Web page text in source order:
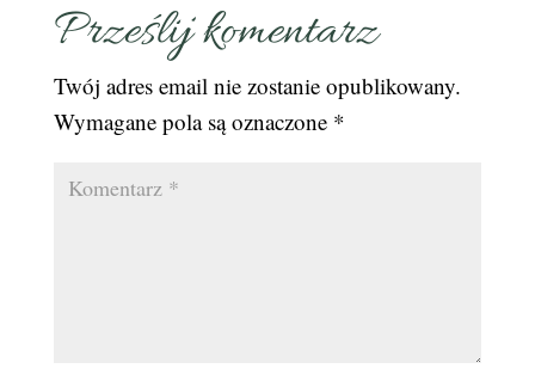
Prześlij komentarz
Twój adres email nie zostanie opublikowany.
Wymagane pola są oznaczone *